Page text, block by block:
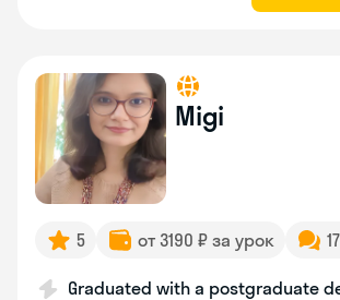
Migi
5 от 3190 ₽ за урок
Graduated with a postgraduate